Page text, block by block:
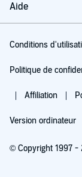
Aide
Conditions
Politique de
Affiliation
Version ordinateur
© Copyright 1997 -